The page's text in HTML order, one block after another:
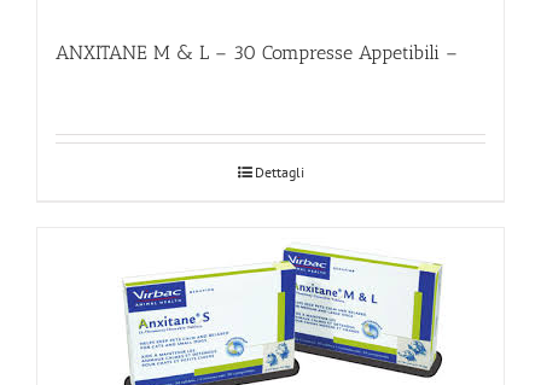
ANXITANE M & L – 30 Compresse Appetibili –
Dettagli